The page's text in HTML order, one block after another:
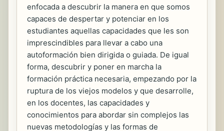
enfocada a descubrir la manera en que somos
capaces de despertar y potenciar en los
estudiantes aquellas capacidades que les son
imprescindibles para llevar a cabo una
autoformación bien dirigida o guiada. De igual
forma, descubrir y poner en marcha la
formación práctica necesaria, empezando por la
ruptura de los viejos modelos y que desarrolle,
en los docentes, las capacidades y
conocimientos para abordar sin complejos las
nuevas metodologías y las formas de